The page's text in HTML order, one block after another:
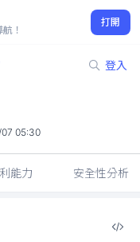
！
打開
登入
05:30
能力 安全性分析